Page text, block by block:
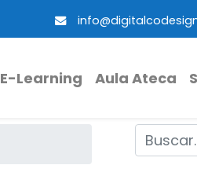
E-Learning Aula Ateca